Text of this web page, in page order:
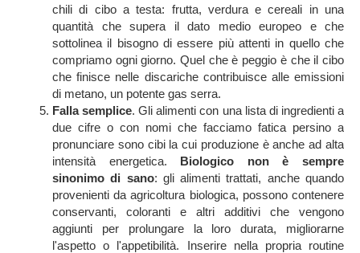
chili di cibo a testa: frutta, verdura e cereali in una
quantità che supera il dato medio europeo e che
sottolinea il bisogno di essere più attenti in quello che
compriamo ogni giorno. Quel che è peggio è che il cibo
che finisce nelle discariche contribuisce alle emissioni
di metano, un potente gas serra.
Falla semplice. Gli alimenti con una lista di ingredienti a
due cifre o con nomi che facciamo fatica persino a
pronunciare sono cibi la cui produzione è anche ad alta
intensità energetica. Biologico non è sempre
sinonimo di sano: gli alimenti trattati, anche quando
provenienti da agricoltura biologica, possono contenere
conservanti, coloranti e altri additivi che vengono
aggiunti per prolungare la loro durata, migliorarne
l'aspetto o l'appetibilità. Inserire nella propria routine